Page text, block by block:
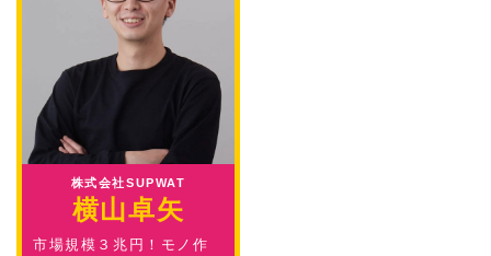
株式会社SUPWAT
横山卓矢
市場規模３兆円！モノ作